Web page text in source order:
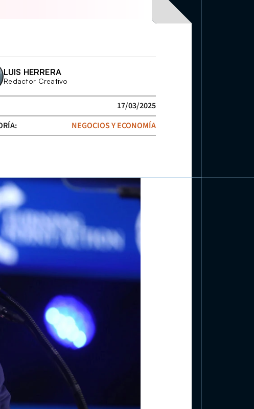
marca el rumbo de la moda para 2027 con color,
LUIS HERRERA
Redactor Creativo
17/03/2025
NEGOCIOS Y ECONOMÍA